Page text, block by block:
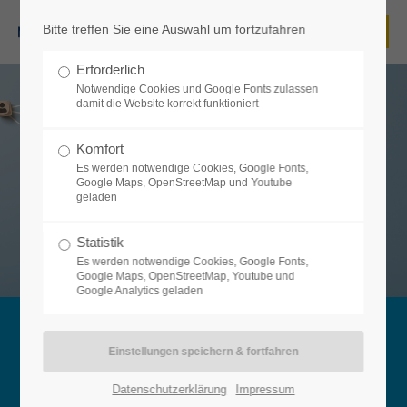
Benutzername
Passwort
Anmelden
Register|Lost your password?
Support
Herzlich Willkommen!
Erfahren Sie auf unseren Seiten alles rund um den
dem Mehrgenerationenhaus und die
AKTUELLES
Bitte treffen Sie eine Auswahl um fortzufahren
Erforderlich
Notwendige Cookies und Google Fonts zulassen
damit die Website korrekt funktioniert
Komfort
Es werden notwendige Cookies, Google Fonts,
Google Maps, OpenStreetMap und Youtube
geladen
Statistik
Es werden notwendige Cookies, Google Fonts,
Google Maps, OpenStreetMap, Youtube und
Google Analytics geladen
Datenschutzerklärung Impressum